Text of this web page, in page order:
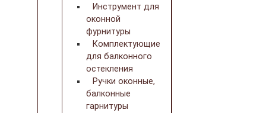
Инструмент для
оконной
фурнитуры
Комплектующие
для балконного
остекления
Ручки оконные,
балконные
гарнитуры